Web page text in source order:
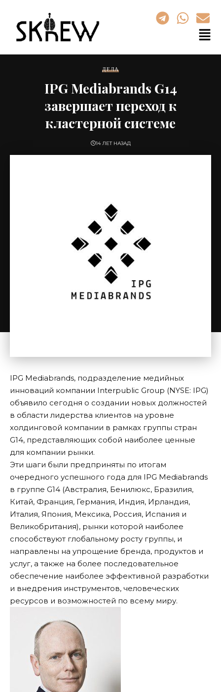
ДЕЛА
IPG Mediabrands G14
завершает переход к
кластерной системе
14 ЛЕТ НАЗАД
IPG Mediabrands, подразделение медийных
инноваций компании Interpublic Group (NYSE: IPG)
объявило сегодня о создании новых должностей
в области лидерства клиентов на уровне
холдинговой компании в рамках группы стран
G14, представляющих собой наиболее ценные
для компании рынки.
Эти шаги были предприняты по итогам
очередного успешного года для IPG Mediabrands
в группе G14 (Австралия, Бенилюкс, Бразилия,
Китай, Франция, Германия, Индия, Ирландия,
Италия, Япония, Мексика, Россия, Испания и
Великобритания), рынки которой наиболее
способствуют глобальному росту группы, и
направлены на упрощение бренда, продуктов и
услуг, а также на более последовательное
обеспечение наиболее эффективной разработки
и внедрения инструментов, человеческих
ресурсов и возможностей по всему миру.